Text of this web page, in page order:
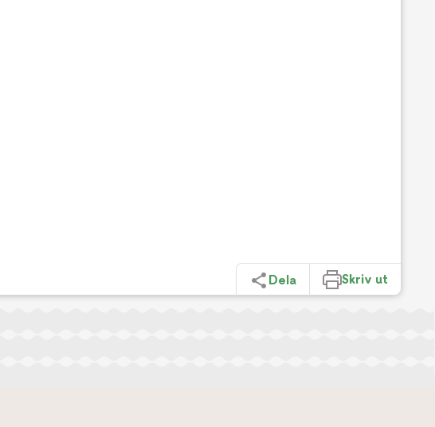
Dela Skriv ut